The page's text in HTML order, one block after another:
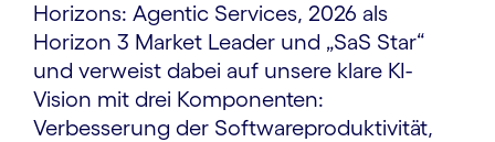
Horizons: Agentic Services, 2026 als
Horizon 3 Market Leader und „SaS Star“
und verweist dabei auf unsere klare KI-
Vision mit drei Komponenten:
Verbesserung der Softwareproduktivität,